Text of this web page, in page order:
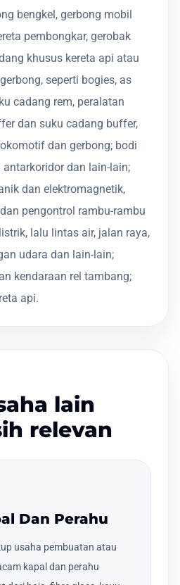
bengkel, gerbong mobil
pembongkar, gerobak
khusus kereta api atau
seperti bogies, as
cadang rem, peralatan
dan suku cadang buffer,
dan gerbong; bodi
antarkoridor dan lain-lain;
dan elektromagnetik,
pengontrol rambu-rambu
lalu lintas air, jalan raya,
udara dan lain-lain;
kendaraan rel tambang;
api.
lain
relevan
Dan Perahu
usaha pembuatan atau
kapal dan perahu